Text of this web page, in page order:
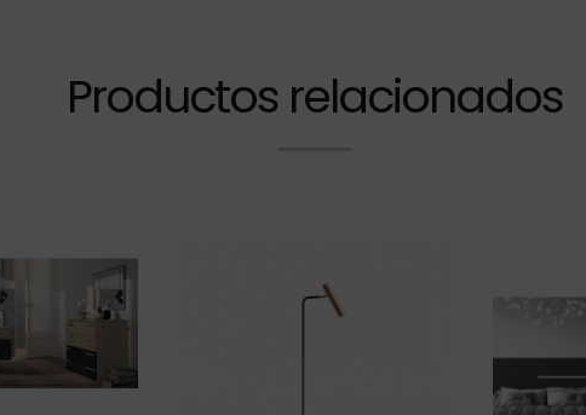
Productos relacionados